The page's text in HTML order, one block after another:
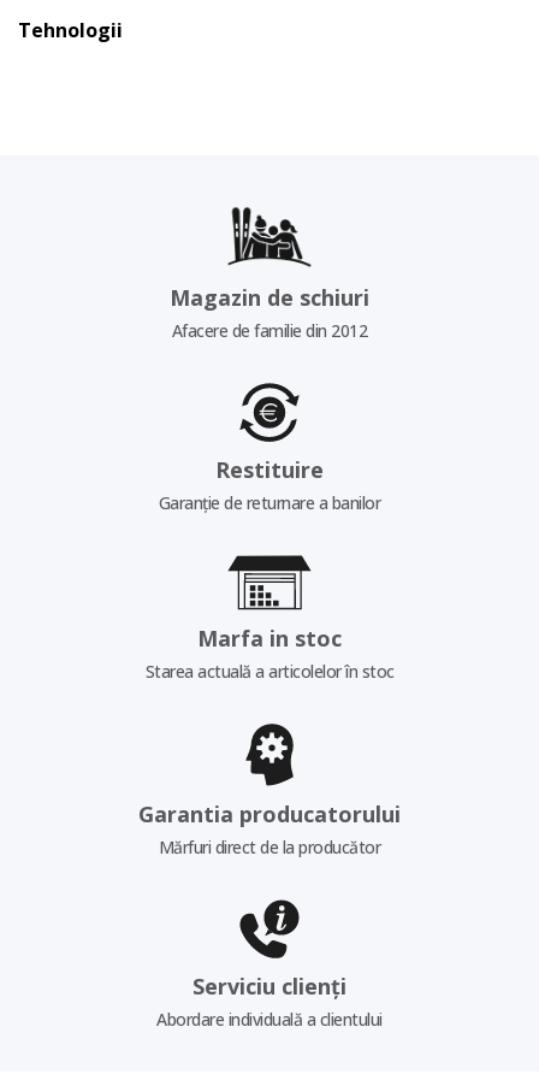
Tehnologii
Magazin de schiuri
Afacere de familie din 2012
Restituire
Garanție de returnare a banilor
Marfa in stoc
Starea actuală a articolelor în stoc
Garantia producatorului
Mărfuri direct de la producător
Serviciu clienți
Abordare individuală a clientului